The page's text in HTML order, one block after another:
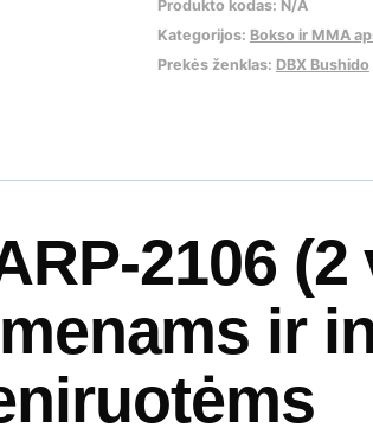
vnt.
Produkto kodas: N/A
Kategorijos: Bokso ir MMA
Prekės ženklas: DBX Bushido
2106
ir